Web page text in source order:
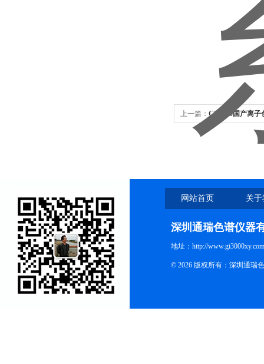
上一篇： GI-1100国产离子
网站首页 关
深圳通瑞色谱仪器
地址：http://
© 2026 版权所有：深圳通瑞